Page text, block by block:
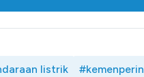
listrik #kemenperin